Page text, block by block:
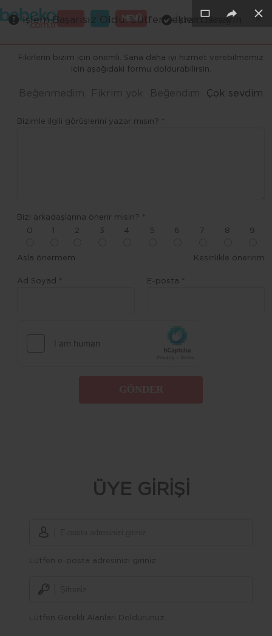
MENÜ
GİRİŞ
Fikirlerin bizim için önemli. Sana daha iyi hizmet verebilmemiz
için aşağıdaki formu doldurabilirsin.
Beğenmedim Fikrim yok Beğendim Çok sevdim
Bizimle ilgili görüşlerini yazar mısın? *
Bizi arkadaşlarına önerir misin? *
0
2 3 4 5 6 7 8 9
Asla önermem Kesinlikle öneririm
Ad Soyad * E-posta *
×
ÜYE GİRİŞİ
Lütfen e-posta adresinizi giriniz
Lütfen Gerekli Alanları Doldurunuz.
×
×
İşlem Başarılı ×
İşlem Başarısız Oldu. Lütfen tekrar deneyin ×